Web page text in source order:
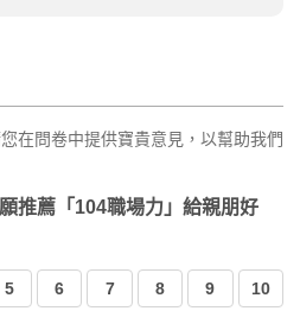
在問卷中提供寶貴意見，以幫助我們
推薦「104職場力」給親朋好
5 6 7 8 9 10